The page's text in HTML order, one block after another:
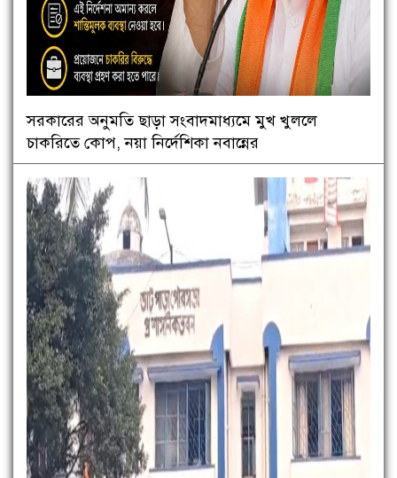
সরকারের অনুমতি ছাড়া সংবাদমাধ্যমে মুখ খুললে
চাকরিতে কোপ, নয়া নির্দেশিকা নবান্নের